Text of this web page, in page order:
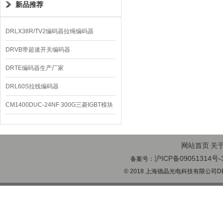
新品推荐
DRLX38R/TV2编码器拉绳编码器
DRVB带超速开关编码器
DRTE编码器生产厂家
DRL60S拉线编码器
CM1400DUC-24NF 300G三菱IGBT模块
网站首页 关
备案号：沪ICP备09051314号-
© 2018 上海德晶光电科技有限公司